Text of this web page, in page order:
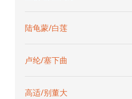
陆龟蒙/白莲
卢纶/塞下曲
高适/别董大